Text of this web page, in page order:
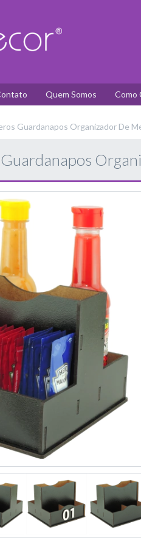
Quem Somos Como
Guardanapos Organizador De